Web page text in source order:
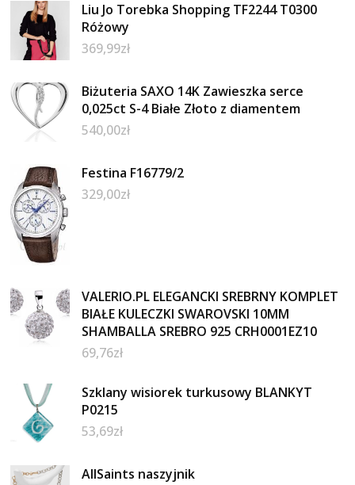
Liu Jo Torebka Shopping TF2244 T0300
Różowy
369,99zł
Biżuteria SAXO 14K Zawieszka serce
0,025ct S-4 Białe Złoto z diamentem
540,00zł
Festina F16779/2
329,00zł
VALERIO.PL ELEGANCKI SREBRNY KOMPLET
BIAŁE KULECZKI SWAROVSKI 10MM
SHAMBALLA SREBRO 925 CRH0001EZ10
69,76zł
Szklany wisiorek turkusowy BLANKYT
P0215
53,69zł
AllSaints naszyjnik